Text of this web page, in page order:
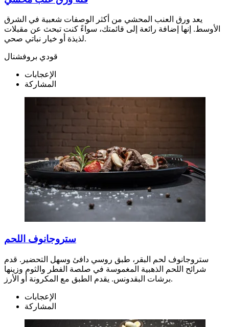
يعد ورق العنب المحشي من أكثر الوصفات شعبية في الشرق
الأوسط. إنها إضافة رائعة إلى قائمتك، سواءً كنت تبحث عن مقبلات
لذيذة أو خيار نباتي صحي.
قودي بروفشنال
الإعجابات
المشاركة
ستروجانوف اللحم
ستروجانوف لحم البقر، طبق روسي دافئ وسهل التحضير. قدم
شرائح اللحم الذهبية المغموسة في صلصة الفطر والثوم وزينها
برشات البقدونس. يقدم الطبق مع المكرونة أو الأرز.
الإعجابات
المشاركة